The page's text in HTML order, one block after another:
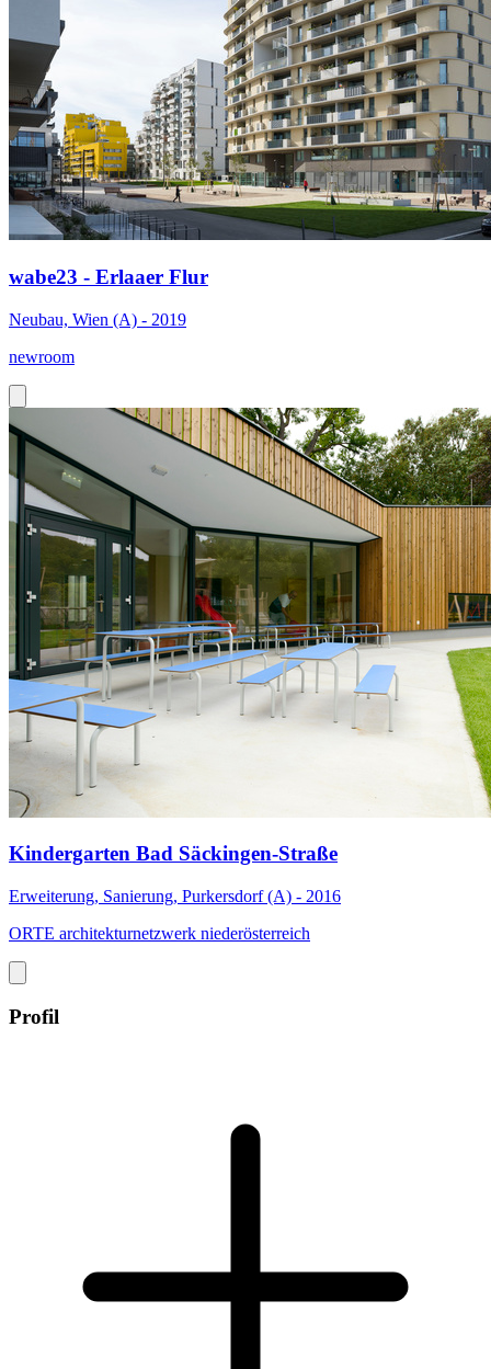
wabe23 - Erlaaer Flur
Neubau, Wien (A) - 2019
newroom
Kindergarten Bad Säckingen-Straße
Erweiterung, Sanierung, Purkersdorf (A) - 2016
ORTE architekturnetzwerk niederösterreich
Profil